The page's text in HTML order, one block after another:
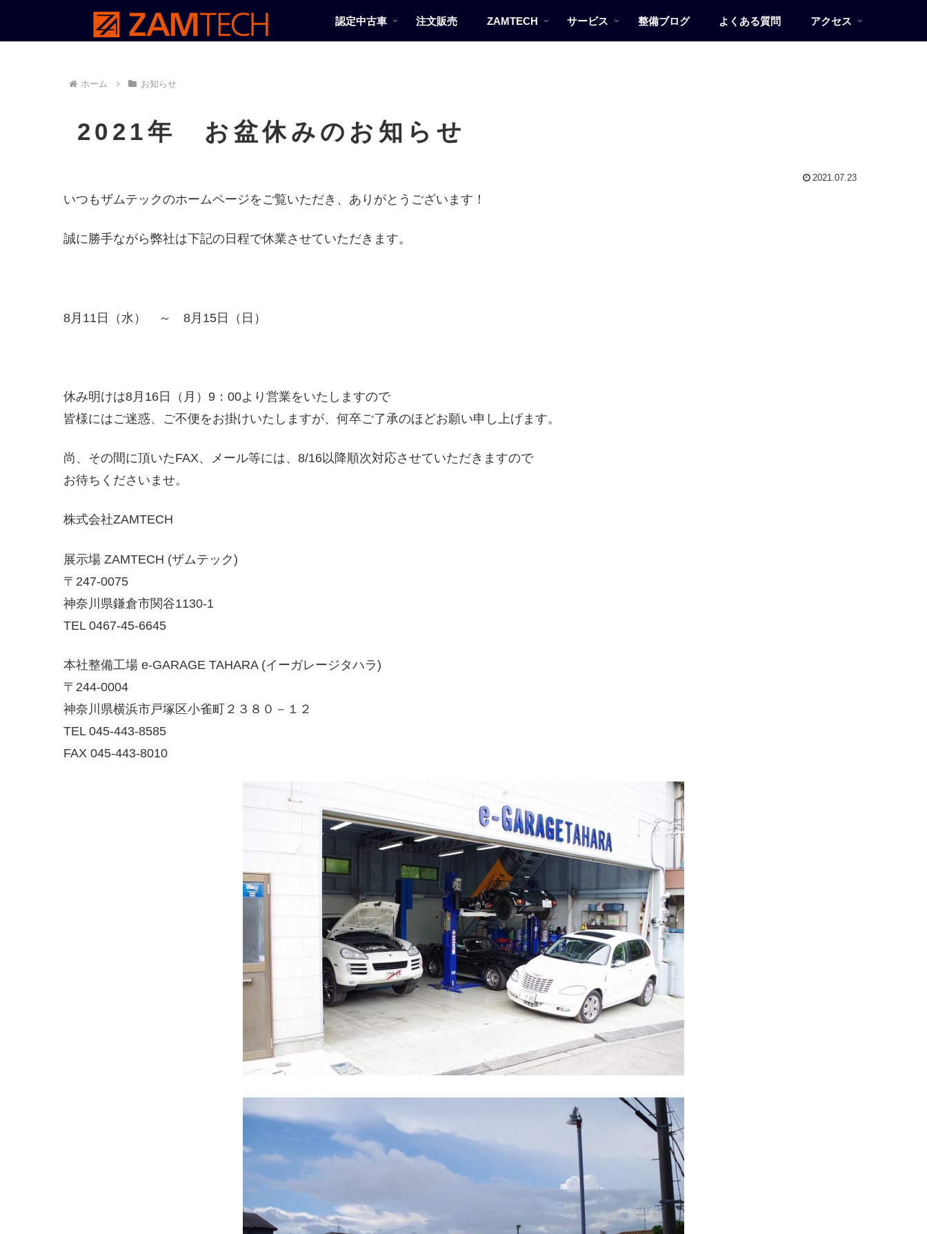
認定中古車 注文販売 ZAMTECH サービス 整備ブログ よくある質問 アクセス
ホーム お知らせ
2021年 お盆休みのお知らせ
2021.07.23
いつもザムテックのホームページをご覧いただき、ありがとうございます！
誠に勝手ながら弊社は下記の日程で休業させていただきます。
8月11日（水） ～ 8月15日（日）
休み明けは8月16日（月）9：00より営業をいたしますので
皆様にはご迷惑、ご不便をお掛けいたしますが、何卒ご了承のほどお願い申し上げます。
尚、その間に頂いたFAX、メール等には、8/16以降順次対応させていただきますので
お待ちくださいませ。
株式会社ZAMTECH
展示場 ZAMTECH (ザムテック)
〒247-0075
神奈川県鎌倉市関谷1130-1
TEL 0467-45-6645
本社整備工場 e-GARAGE TAHARA (イーガレージタハラ)
〒244-0004
神奈川県横浜市戸塚区小雀町２３８０－１２
TEL 045-443-8585
FAX 045-443-8010